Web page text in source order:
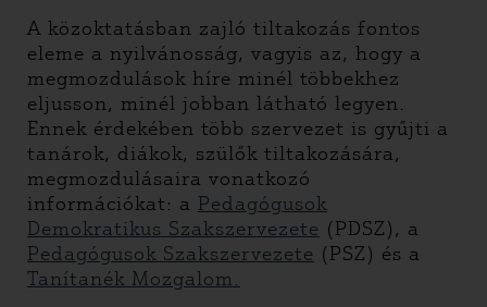
A közoktatásban zajló tiltakozás fontos
eleme a nyilvánosság, vagyis az, hogy a
megmozdulások híre minél többekhez
eljusson, minél jobban látható legyen.
Ennek érdekében több szervezet is gyűjti a
tanárok, diákok, szülők tiltakozására,
megmozdulásaira vonatkozó
információkat: a Pedagógusok
Demokratikus Szakszervezete (PDSZ), a
Pedagógusok Szakszervezete (PSZ) és a
Tanítanék Mozgalom.